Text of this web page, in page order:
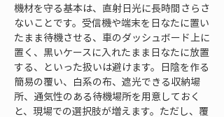
機材を守る基本は、直射日光に長時間さらさ
ないことです。受信機や端末を日なたに置い
たまま待機させる、車のダッシュボード上に
置く、黒いケースに入れたまま日なたに放置
する、といった扱いは避けます。日陰を作る
簡易の覆い、白系の布、遮光できる収納場
所、通気性のある待機場所を用意しておく
と、現場での選択肢が増えます。ただし、覆